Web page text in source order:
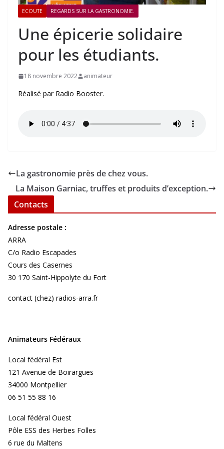
ECOUTE REGARDS SUR LA GASTRONOMIE.
Une épicerie solidaire
pour les étudiants.
18 novembre 2022 animateur
Réalisé par Radio Booster.
La gastronomie près de chez vous.
La Maison Garniac, truffes et produits d’exception.
Contacts
Adresse postale :
ARRA
C/o Radio Escapades
Cours des Casernes
30 170 Saint-Hippolyte du Fort
contact (chez) radios-arra.fr
Animateurs Fédéraux
Local fédéral Est
121 Avenue de Boirargues
34000 Montpellier
06 51 55 88 16
Local fédéral Ouest
Pôle ESS des Herbes Folles
6 rue du Maltens